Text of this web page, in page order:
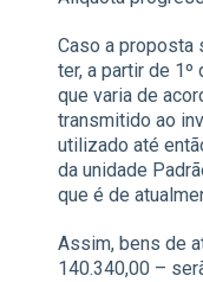
Caso a proposta
ter, a partir de 1º
que varia de
transmitido ao
utilizado até
da unidade
que é de
Assim, bens de
140.340,00 –